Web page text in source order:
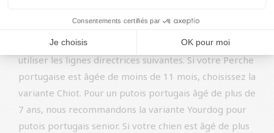
Pour vous aider à faire le bon choix entre nos variétés
d’aliments pour chiens Pointer Portugais, vous pouvez
utiliser les lignes directrices suivantes. Si votre Perche
portugaise est âgée de moins de 11 mois, choisissez la
variante Chiot. Pour un putois portugais âgé de plus de
7 ans, nous recommandons la variante Yourdog pour
putois portugais senior. Si votre chien est âgé de plus